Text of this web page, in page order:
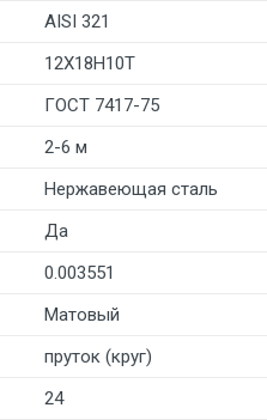
AISI 321
12Х18Н10Т
ГОСТ 7417-75
2-6 м
Нержавеющая сталь
Да
0.003551
Матовый
пруток (круг)
24